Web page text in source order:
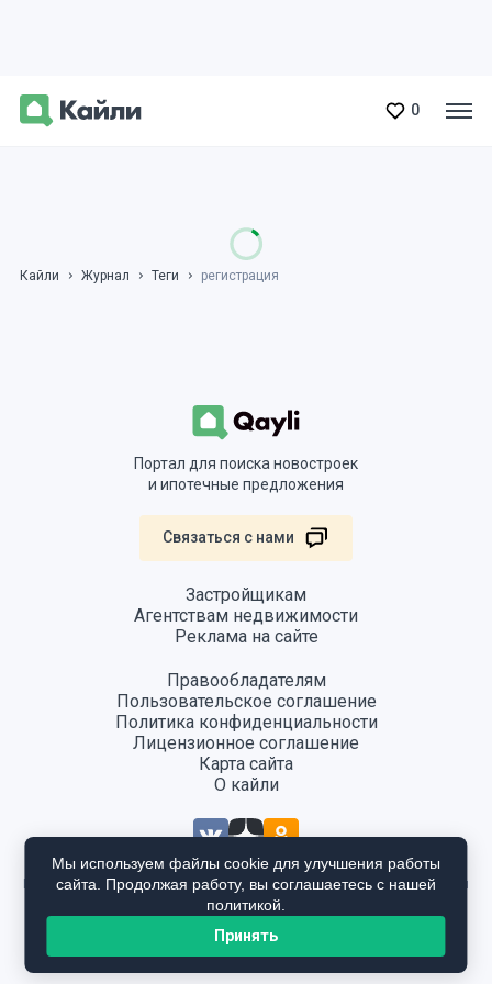
0
Кайли Журнал Теги регистрация
Портал для поиска новостроек
и ипотечные предложения
Связаться с нами
Застройщикам
Агентствам недвижимости
Реклама на сайте
Правообладателям
Пользовательское соглашение
Политика конфиденциальности
Лицензионное соглашение
Карта сайта
О кайли
Информация, размещенная на сайте, не является публичной офертой
и предоставляется в ознакомительных целях. Для получения
подробной информации общайтесь в отдел продаж застройщика.
Мы используем файлы cookie для улучшения работы
сайта. Продолжая работу, вы соглашаетесь с нашей
политикой.
Принять